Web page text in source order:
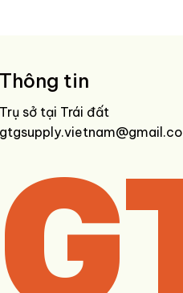
Thông tin
Trụ sở tại Trái đất